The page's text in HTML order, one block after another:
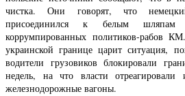
чистка. Они говорят, что
присоединился к белым шляпам
коррумпированных политиков-рабов
украинской границе царит ситуация,
водители грузовиков блокировали
недель, на что власти
железнодорожные вагоны.